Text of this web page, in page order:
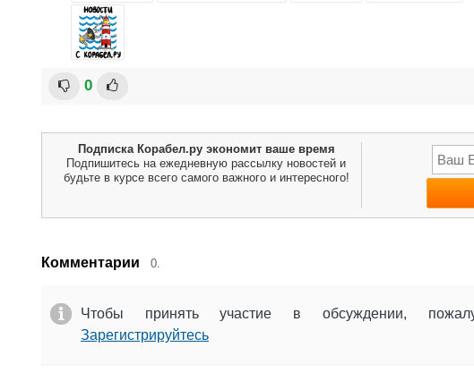
0
Подписка Корабел.ру экономит ваше время
Подпишитесь на ежедневную рассылку новостей и
будьте в курсе всего самого важного и интересного!
Комментарии 0.
Чтобы принять участие в обсуждении,
Зарегистрируйтесь